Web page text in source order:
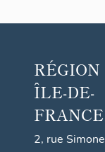
RÉGION
ÎLE-DE-
FRANCE
2, rue Simone